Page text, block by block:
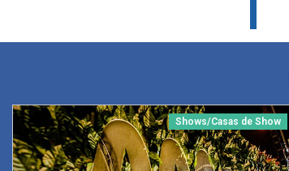
Shows/Casas de Show